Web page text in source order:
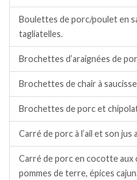
Boulettes de porc/poulet en
tagliatelles.
Brochettes d’araignées de
Brochettes de chair à
Brochettes de porc et
Carré de porc à l’ail et son jus
Carré de porc en cocotte
pommes de terre, épices